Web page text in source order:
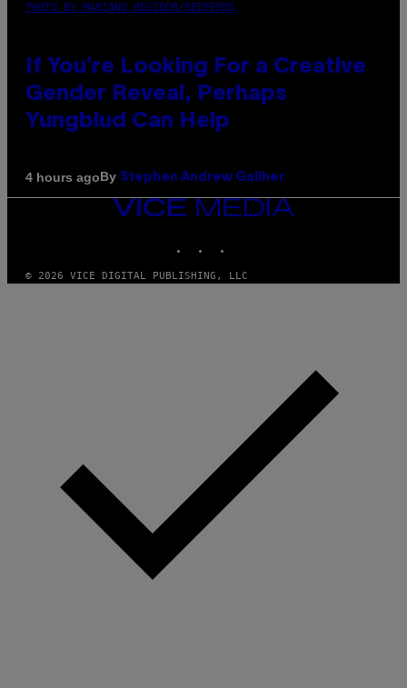
PHOTO BY MARIANO REGIDOR/REDFERNS
If You’re Looking For a Creative
Gender Reveal, Perhaps
Yungblud Can Help
4 hours agoBy Stephen Andrew Galiher
VICE
© 2026 VICE DIGITAL PUBLISHING, LLC